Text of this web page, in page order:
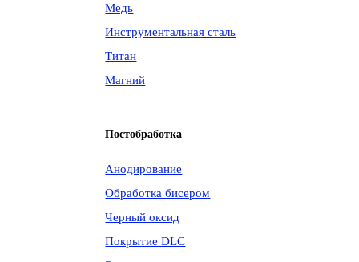
Медь
Инструментальная сталь
Титан
Магний
Постобработка
Анодирование
Обработка бисером
Черный оксид
Покрытие DLC